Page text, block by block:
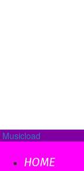
Musicload
HOME